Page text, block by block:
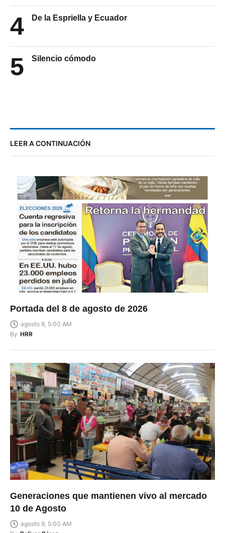
4 De la Espriella y Ecuador
5 Silencio cómodo
LEER A CONTINUACIÓN
Portada del 8 de agosto de 2026
agosto 8, 5:00 AM
By HRR
Generaciones que mantienen vivo al mercado
10 de Agosto
agosto 8, 5:00 AM